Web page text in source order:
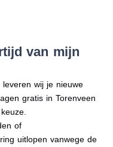
van mijn
wij je nieuwe
gratis in Torenveen
of
uitlopen vanwege de